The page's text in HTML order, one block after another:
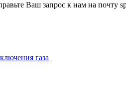
Ваш запрос к нам на почту
газа